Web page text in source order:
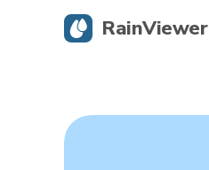
RainViewer